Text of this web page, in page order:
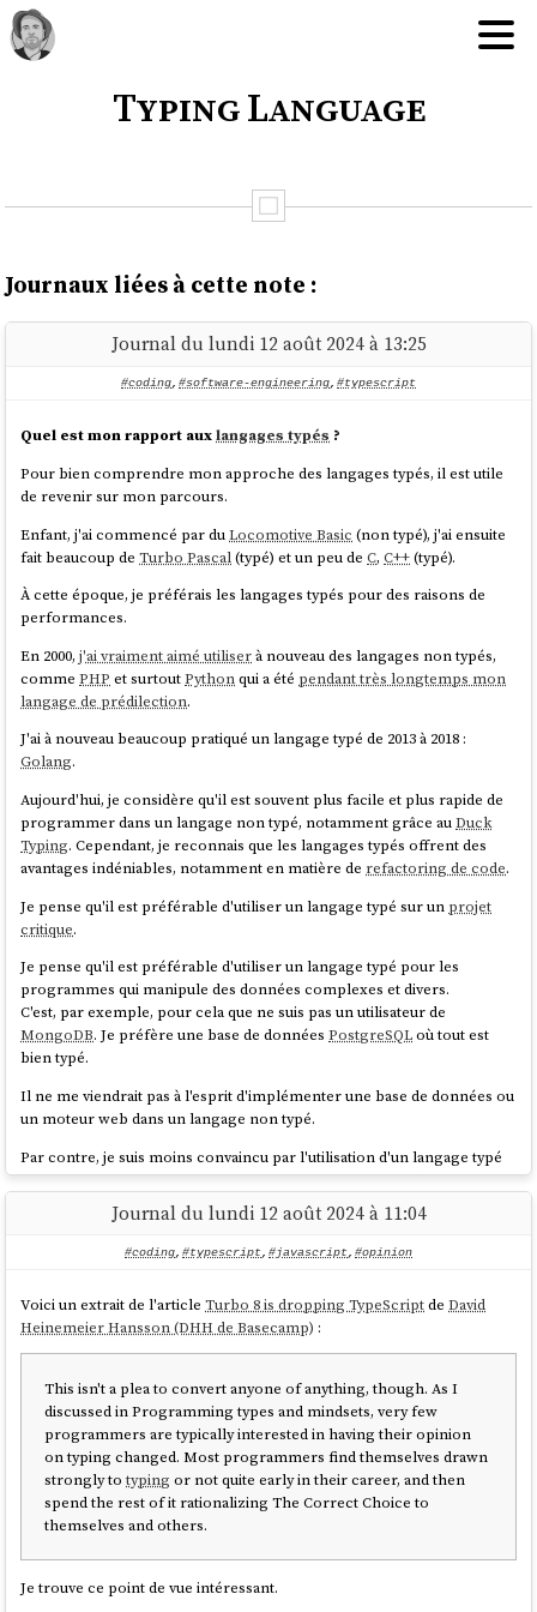
Typing Language
Journaux liées à cette note :
Journal du lundi 12 août 2024 à 13:25
#coding, #software-engineering, #typescript
Quel est mon rapport auxlangages typés ?
Pour bien comprendre mon approche des langages typés, il est utile
de revenir sur mon parcours.
Enfant, j'ai commencé par duLocomotive Basic (non typé), j'ai ensuite
fait beaucoup deTurbo Pascal(typé) et un peu deC,C++(typé).
À cette époque, je préférais les langages typés pour des raisons de
performances.
En 2000,j'ai vraiment aimé utiliserà nouveau des langages non typés,
commePHP et surtoutPythonqui a été pendant très longtemps mon
langage de prédilection.
J'ai à nouveau beaucoup pratiqué un langage typé de 2013 à 2018 :
Golang.
Aujourd'hui, je considère qu'il est souvent plus facile et plus rapide de
programmer dans un langage non typé, notamment grâce auDuck
Typing. Cependant, je reconnais que les langages typés offrent des
avantages indéniables, notamment en matière de refactoring de code.
Je pense qu'il est préférable d'utiliser un langage typé sur un projet
critique.
Je pense qu'il est préférable d'utiliser un langage typé pour les
programmes qui manipule des données complexes et divers.
C'est, par exemple, pour cela que ne suis pas un utilisateur de
MongoDB. Je préfère une base de donnéesPostgreSQLoù tout est
bien typé.
Il ne me viendrait pas à l'esprit d'implémenter une base de données ou
un moteur web dans un langage non typé.
Par contre, je suis moins convaincu par l'utilisation d'un langage typé
pourles applications d'interface utilisateur lourdeou web.
Lorsqu'une équipe de développement travaillant sur un code commun
convaincu qu'il devient préférable d'utiliser un langage typé.
Journal du lundi 12 août 2024 à 11:04
#coding, #typescript, #javascript, #opinion
Voici un extrait de l'articleTurbo 8 is dropping TypeScriptdeDavid
Heinemeier Hansson (DHH de Basecamp) :
This isn't a plea to convert anyone of anything, though. As I
discussed in Programming types and mindsets, very few
programmers are typically interested in having their opinion
on typing changed. Most programmers find themselves drawn
strongly totyping or not quite early in their career, and then
spend the rest of it rationalizing The Correct Choice to
themselves and others.
Je trouve ce point de vue intéressant.